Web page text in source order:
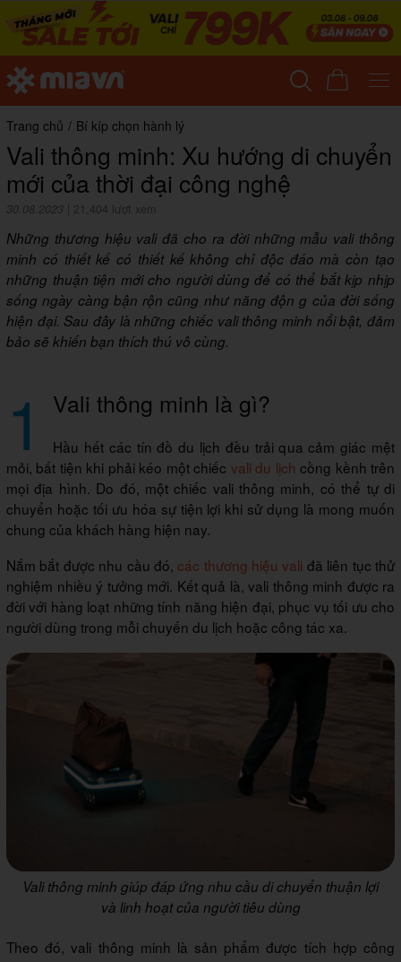
Trang chủ / Bí kíp chọn hành lý
Vali thông minh: Xu hướng di chuyển
mới của thời đại công nghệ
30.08.2023 21,404 lượt xem
Những thương hiệu vali đã cho ra đời những mẫu vali thông
minh có thiết kế có thiết kế không chỉ độc đáo mà còn tạo
những thuận tiện mới cho người dùng để có thể bắt kịp nhịp
sống ngày càng bận rộn cũng như năng độn g của đời sống
hiện đại. Sau đây là những chiếc vali thông minh nổi bật, đảm
bảo sẽ khiến bạn thích thú vô cùng.
1 Vali thông minh là gì?
Hầu hết các tín đồ du lịch đều trải qua cảm giác mệt
mỏi, bất tiện khi phải kéo một chiếc vali du lịch cồng kềnh trên
mọi địa hình. Do đó, một chiếc vali thông minh, có thể tự di
chuyển hoặc tối ưu hóa sự tiện lợi khi sử dụng là mong muốn
chung của khách hàng hiện nay.
Nắm bắt được nhu cầu đó, các thương hiệu vali đã liên tục thử
nghiệm nhiều ý tưởng mới. Kết quả là, vali thông minh được ra
đời với hàng loạt những tính năng hiện đại, phục vụ tối ưu cho
người dùng trong mỗi chuyến du lịch hoặc công tác xa.
Vali thông minh giúp đáp ứng nhu cầu di chuyển thuận lợi
và linh hoạt của người tiêu dùng
Theo đó, vali thông minh là sản phẩm được tích hợp công